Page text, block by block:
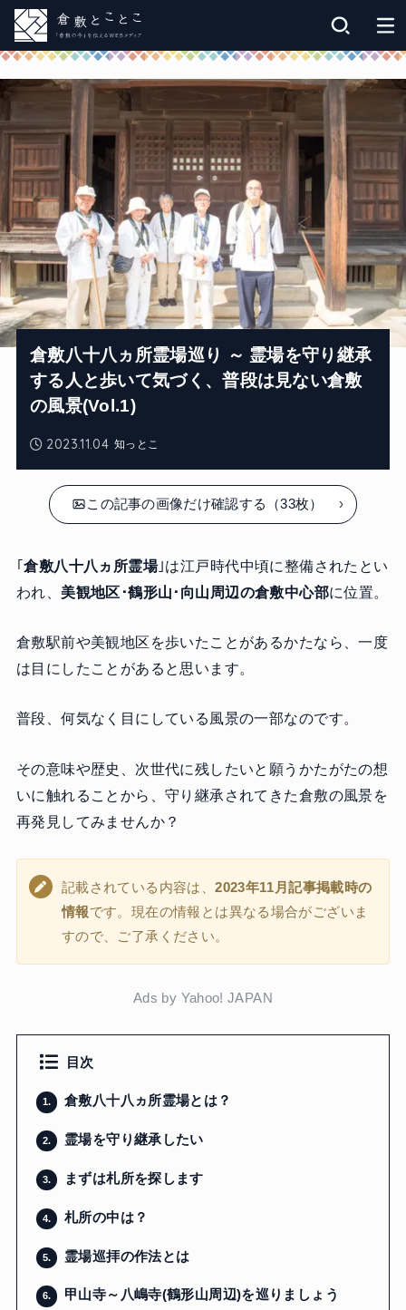
知っとこ
2023.11.04
倉敷八十八ヵ所霊場巡り ～ 霊場を守り継承
する人と歩いて気づく、普段は見ない倉敷
の風景(Vol.1)
この記事の画像だけ確認する（33枚）
｢倉敷八十八ヵ所霊場｣は江戸時代中頃に整備されたとい
われ、 美観地区･鶴形山･向山周辺の倉敷中心部に位置。
倉敷駅前や美観地区を歩いたことがあるかたなら、一度
は目にしたことがあると思います。
普段、何気なく目にしている風景の一部なのです。
その意味や歴史、次世代に残したいと願うかたがたの想
いに触れることから、守り継承されてきた倉敷の風景を
再発見してみませんか？
記載されている内容は、2023年11月記事掲載時の
情報です。現在の情報とは異なる場合がございま
すので、ご了承ください。
Ads by Yahoo! JAPAN
目次
1. 倉敷八十八ヵ所霊場とは？
2. 霊場を守り継承したい
3. まずは札所を探します
4. 札所の中は？
5. 霊場巡拝の作法とは
6. 甲山寺～八嶋寺(鶴形山周辺)を巡りましょう